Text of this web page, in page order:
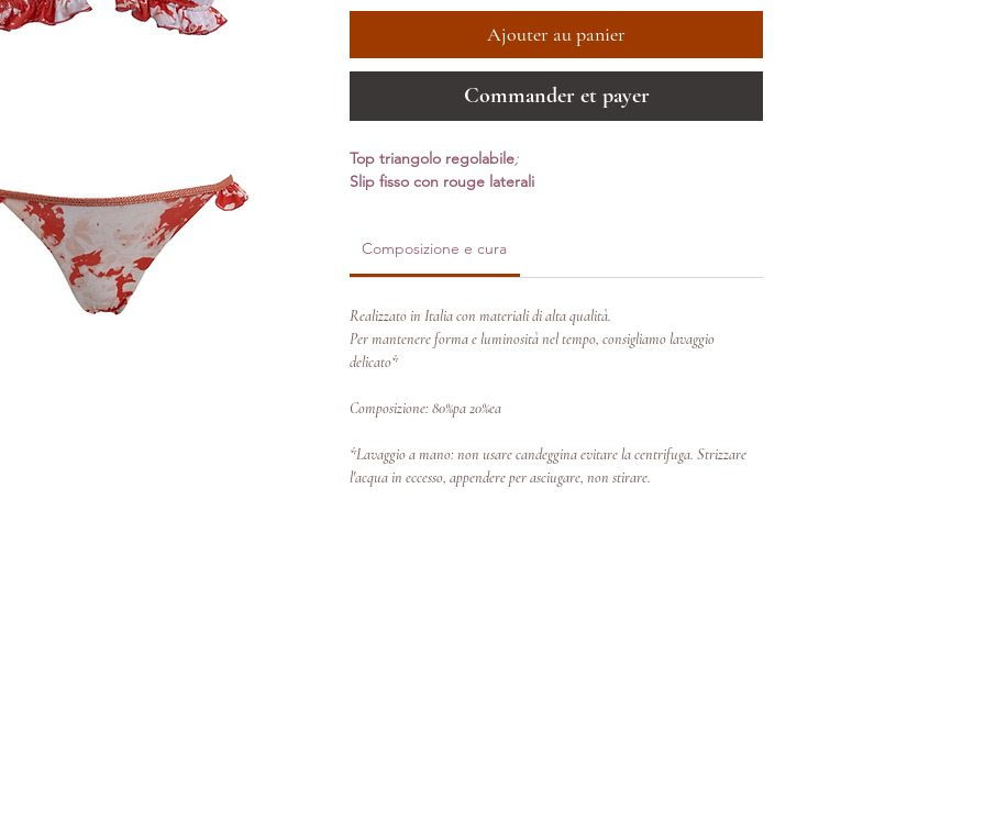
Ajouter au panier
Commander et payer
Top triangolo regolabile;
Slip fisso con rouge laterali
Composizione e cura
Realizzato in Italia con materiali di alta qualità.
Per mantenere forma e luminosità nel tempo, consigliamo lavaggio
delicato*
Composizione: 80%pa 20%ea
*Lavaggio a mano: non usare candeggina evitare la centrifuga. Strizzare
l'acqua in eccesso, appendere per asciugare, non stirare.